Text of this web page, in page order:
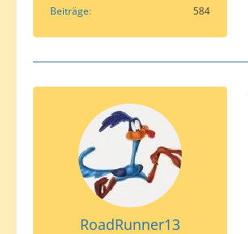
Beiträge
584
RoadRunner13